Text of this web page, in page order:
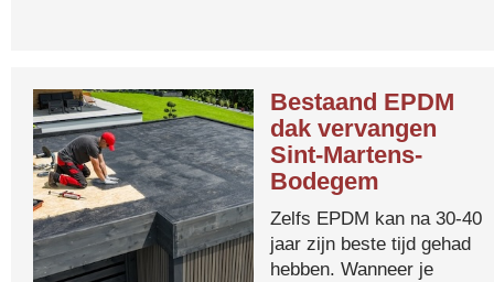
Bestaand EPDM
dak vervangen
Sint-Martens-
Bodegem
Zelfs EPDM kan na 30-40
jaar zijn beste tijd gehad
hebben. Wanneer je